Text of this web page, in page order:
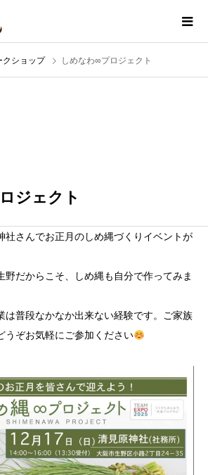
クショップ しめなわ∞プロジェクト
ジェクト
社さんでお正月のしめ縄づくりイベントが
野だからこそ、しめ縄も自分で作ってみま
は普段なかなか出来ない経験です。ご家族
うぞお気軽にご参加ください